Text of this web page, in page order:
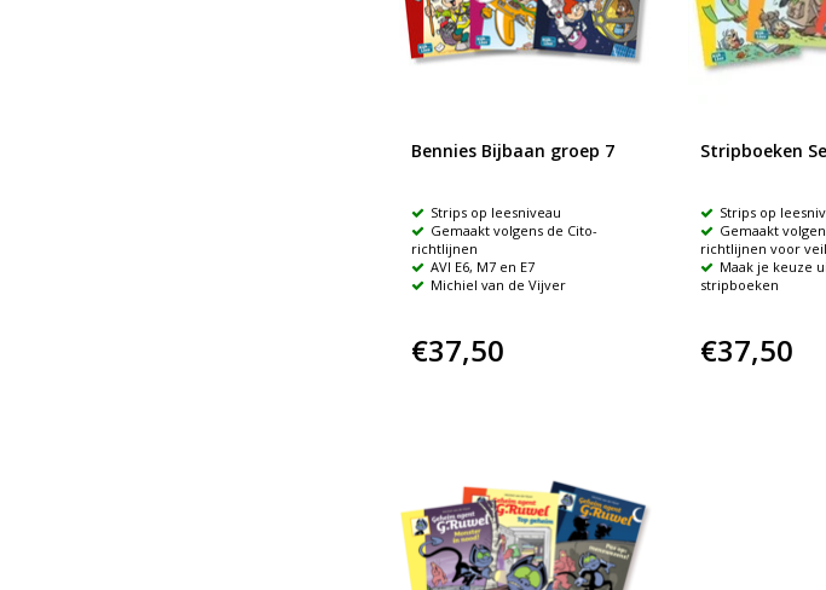
Bennies Bijbaan groep 7
Strips op leesniveau
Gemaakt volgens de Cito-
richtlijnen
AVI E6, M7 en E7
Michiel van de Vijver
€37,50
Stripboeken
Strips op
Gemaakt
richtlijnen voor
Maak je keuze
stripboeken
€37,50